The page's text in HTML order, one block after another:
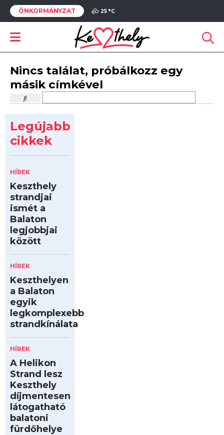
ÖNKORMÁNYZAT 25 °C
Nincs találat, próbálkozz egy
másik címkével
Legújabb
cikkek
HÍREK
Keszthely
strandjai
ismét a
Balaton
legjobbjai
között
HÍREK
Keszthelyen
a Balaton
egyik
legkomplexebb
strandkínálata
HÍREK
A Helikon
Strand lesz
Keszthely
díjmentesen
látogatható
balatoni
fürdőhelye